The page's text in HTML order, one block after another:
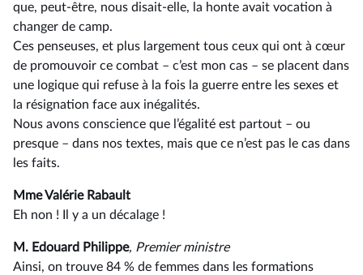
que, peut-être, nous disait-elle, la honte avait vocation à
changer de camp.
Ces penseuses, et plus largement tous ceux qui ont à cœur
de promouvoir ce combat –⁠ c’est mon cas – se placent dans
une logique qui refuse à la fois la guerre entre les sexes et
la résignation face aux inégalités.
Nous avons conscience que l’égalité est partout –⁠ ou
presque – dans nos textes, mais que ce n’est pas le cas dans
les faits.
Mme Valérie Rabault
Eh non ! Il y a un décalage !
M. Edouard Philippe, Premier ministre
Ainsi, on trouve 84 % de femmes dans les formations